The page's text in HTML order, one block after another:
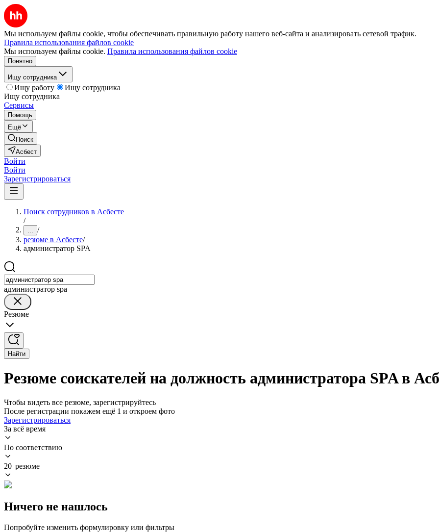
Мы используем файлы cookie, чтобы обеспечивать правильную работу нашего веб-сайта и анализировать сетевой трафик.
Правила использования файлов cookie
Мы используем файлы cookie. Правила использования файлов cookie
Понятно
Ищу сотрудника
Ищу работу
Ищу сотрудника
Ищу сотрудника
Сервисы
Помощь
Ещё
Поиск
Асбест
Войти
Войти
Зарегистрироваться
Поиск сотрудников в Асбесте
/
... /
резюме в Асбесте/
администратор SPA
администратор spa
Резюме
Найти
Резюме соискателей на должность администратора SPA в
Чтобы видеть все резюме, зарегистрируйтесь
После регистрации покажем ещё 1 и откроем фото
Зарегистрироваться
За всё время
По соответствию
20 резюме
Ничего не нашлось
Попробуйте изменить формулировку или фильтры